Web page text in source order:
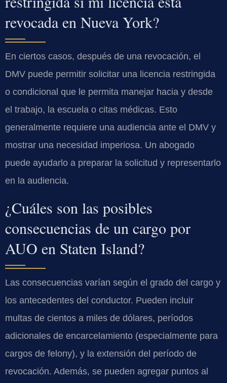
revocada en Nueva York?
En ciertos casos, después de una revocación, el
DMV puede permitir solicitar una licencia restringida
o condicional que le permita manejar hacia y desde
el trabajo, la escuela o citas médicas. Esto
generalmente requiere una audiencia ante el DMV y
mostrar una necesidad imperiosa. Un abogado
puede ayudarlo a preparar la solicitud y representarlo
en la audiencia.
¿Cuáles son las posibles
consecuencias de un cargo por
AUO en Staten Island?
Las consecuencias varían según el grado del cargo y
los antecedentes del conductor. Pueden incluir
multas de cientos a miles de dólares, períodos
adicionales de encarcelamiento (especialmente para
cargos de felony), y la extensión del período de
revocación. Además, se pueden agregar puntos al